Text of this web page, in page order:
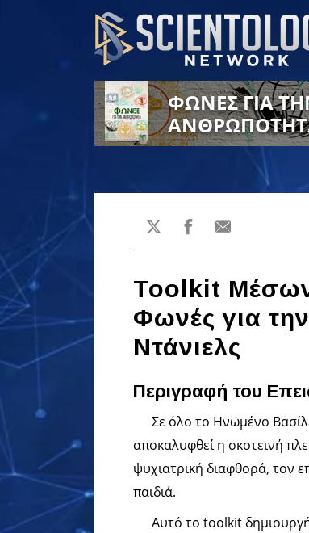
ΦΩΝΕΣ ΓΙΑ
Toolkit Μέσων
Φωνές για
Ντάνιελς
Περιγραφή του
Σε όλο το Ηνωμένο
αποκαλυφθεί η σκοτεινή
ψυχιατρική διαφθορά, τον
παιδιά.
Αυτό το toolkit